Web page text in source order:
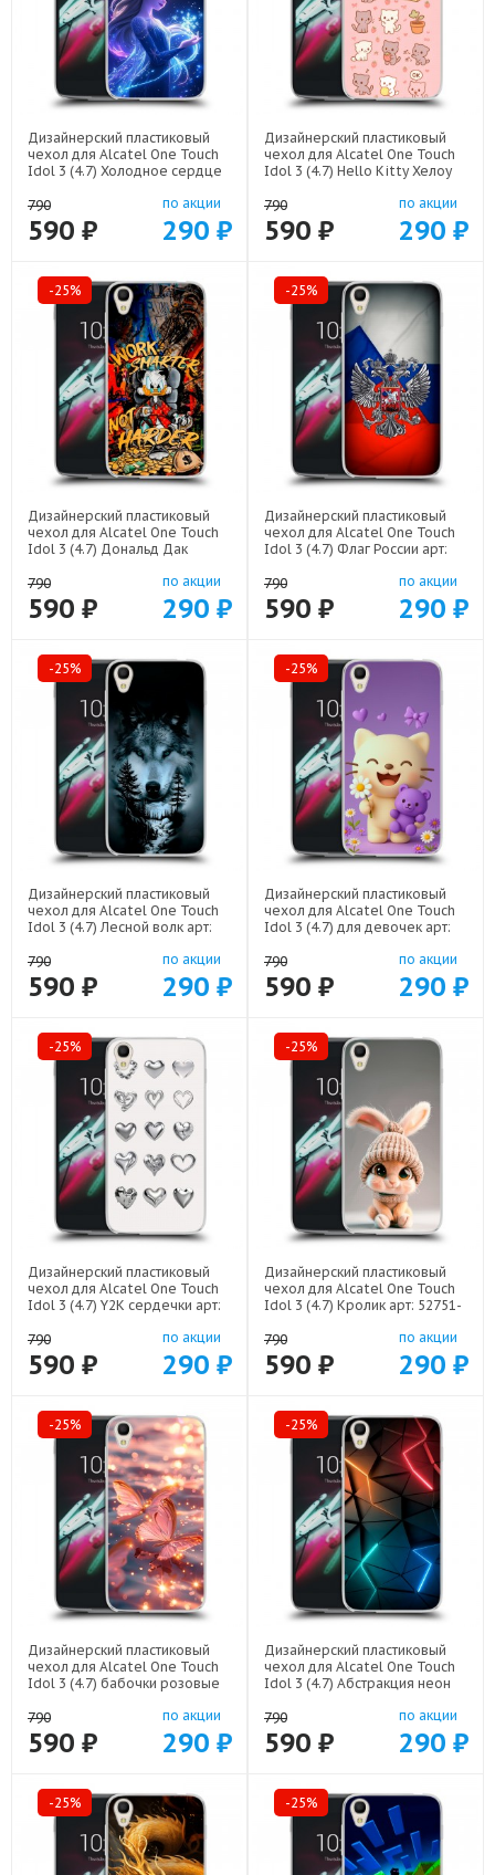
Дизайнерский пластиковый
чехол для Alcatel One Touch
Idol 3 (4.7) Холодное сердце
790
590 ₽
по акции
290 ₽
Дизайнерский пластиковый
чехол для Alcatel One Touch
Idol 3 (4.7) Hello Kitty Хелоу
790
590 ₽
по акции
290 ₽
-25%
Дизайнерский пластиковый
чехол для Alcatel One Touch
Idol 3 (4.7) Дональд Дак
790
590 ₽
по акции
290 ₽
-25%
Дизайнерский пластиковый
чехол для Alcatel One Touch
Idol 3 (4.7) Флаг России арт:
790
590 ₽
по акции
290 ₽
-25%
Дизайнерский пластиковый
чехол для Alcatel One Touch
Idol 3 (4.7) Лесной волк арт:
790
590 ₽
по акции
290 ₽
-25%
Дизайнерский пластиковый
чехол для Alcatel One Touch
Idol 3 (4.7) для девочек арт:
790
590 ₽
по акции
290 ₽
-25%
Дизайнерский пластиковый
чехол для Alcatel One Touch
Idol 3 (4.7) Y2K сердечки арт:
790
590 ₽
по акции
290 ₽
-25%
Дизайнерский пластиковый
чехол для Alcatel One Touch
Idol 3 (4.7) Кролик арт: 52751-
790
590 ₽
по акции
290 ₽
-25%
Дизайнерский пластиковый
чехол для Alcatel One Touch
Idol 3 (4.7) бабочки розовые
790
590 ₽
по акции
290 ₽
-25%
Дизайнерский пластиковый
чехол для Alcatel One Touch
Idol 3 (4.7) Абстракция неон
790
590 ₽
по акции
290 ₽
-25% -25%